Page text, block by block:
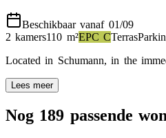
Beschikbaar vanaf 01/09
2 kamers110 m²EPC CTerras
Located in Schumann, in the
Lees meer
Nog 189 passende